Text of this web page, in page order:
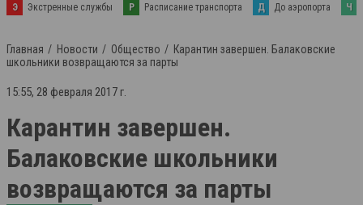
Э Экстренные службы Р Расписание транспорта Д До аэропорта Ч
Главная Новости Общество
Карантин завершен. Балаковские
школьники возвращаются за парты
15:55, 28 февраля 2017 г.
Карантин завершен.
Балаковские школьники
возвращаются за парты